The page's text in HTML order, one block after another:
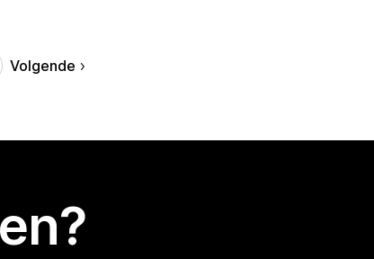
Volgende